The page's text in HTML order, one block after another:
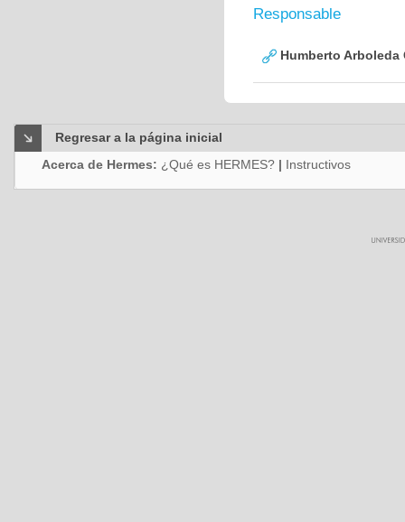
Responsable
Humberto Arboleda
Regresar a la página inicial
Acerca de Hermes: ¿Qué es HERMES? | Instructivos